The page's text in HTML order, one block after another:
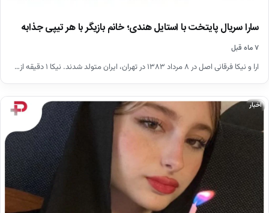
سارا سریال پایتخت با استایل هندی؛ خانم بازیگر با هر تیپی جذابه
۷ ماه قبل
ارا و نیکا فرقانی اصل در ۸ مرداد ۱۳۸۳ در تهران، ایران متولد شدند. نیکا ۱ دقیقه از…
اخبار